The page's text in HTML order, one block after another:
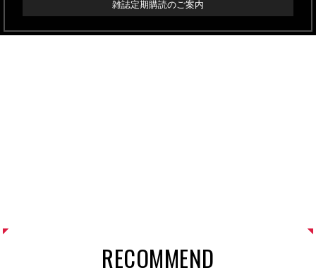
雑誌定期購読のご案内
RECOMMEND